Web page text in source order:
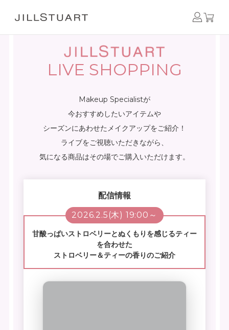
LIVE SHOPPING
Makeup Specialistが
今おすすめしたいアイテムや
シーズンにあわせたメイクアップをご紹介！
ライブをご視聴いただきながら、
気になる商品はその場でご購入いただけます。
配信情報
2026.2.5(木) 19:00～
甘酸っぱいストロベリーとぬくもりを感じるティー
を合わせた
ストロベリー＆ティーの香りのご紹介